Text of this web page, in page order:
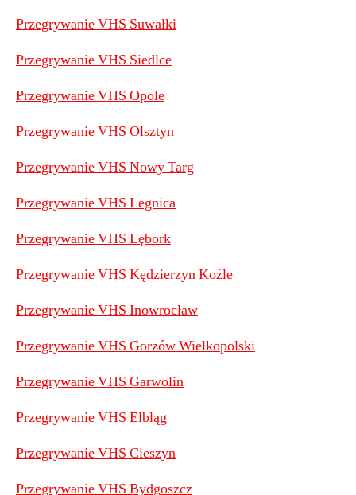
Przegrywanie VHS Suwałki
Przegrywanie VHS Siedlce
Przegrywanie VHS Opole
Przegrywanie VHS Olsztyn
Przegrywanie VHS Nowy Targ
Przegrywanie VHS Legnica
Przegrywanie VHS Lębork
Przegrywanie VHS Kędzierzyn Koźle
Przegrywanie VHS Inowrocław
Przegrywanie VHS Gorzów Wielkopolski
Przegrywanie VHS Garwolin
Przegrywanie VHS Elbląg
Przegrywanie VHS Cieszyn
Przegrywanie VHS Bydgoszcz